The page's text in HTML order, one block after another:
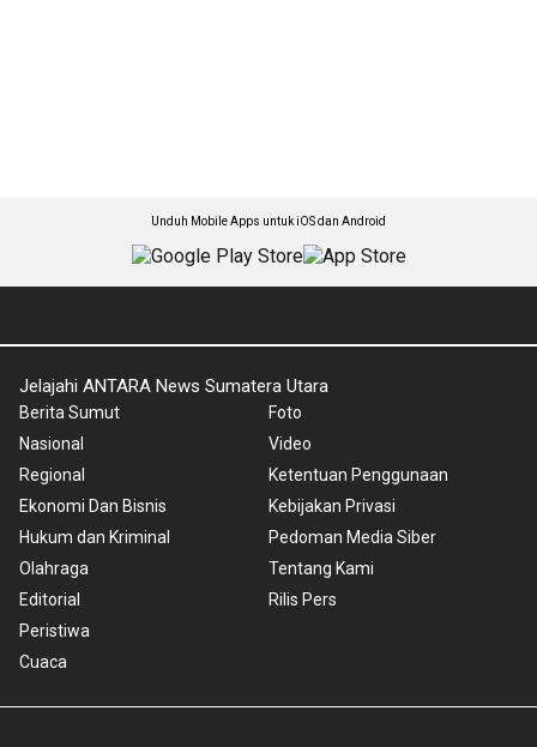
Unduh Mobile Apps untuk iOS dan Android
Jelajahi ANTARA News Sumatera Utara
Berita Sumut
Nasional
Regional
Ekonomi Dan Bisnis
Hukum dan Kriminal
Olahraga
Editorial
Peristiwa
Cuaca
Foto
Video
Ketentuan Penggunaan
Kebijakan Privasi
Pedoman Media Siber
Tentang Kami
Rilis Pers